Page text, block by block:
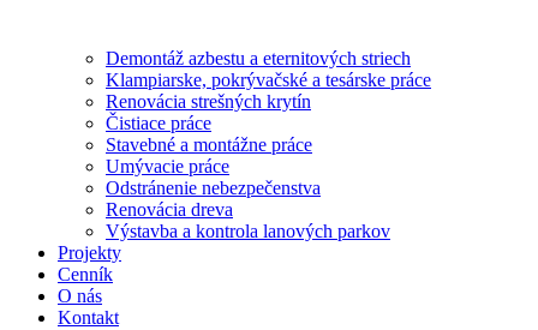
Demontáž azbestu a eternitových striech
Klampiarske, pokrývačské a tesárske práce
Renovácia strešných krytín
Čistiace práce
Stavebné a montážne práce
Umývacie práce
Odstránenie nebezpečenstva
Renovácia dreva
Výstavba a kontrola lanových parkov
Projekty
Cenník
O nás
Kontakt